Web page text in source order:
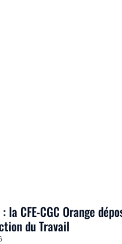
la CFE-CGC Orange
du Travail